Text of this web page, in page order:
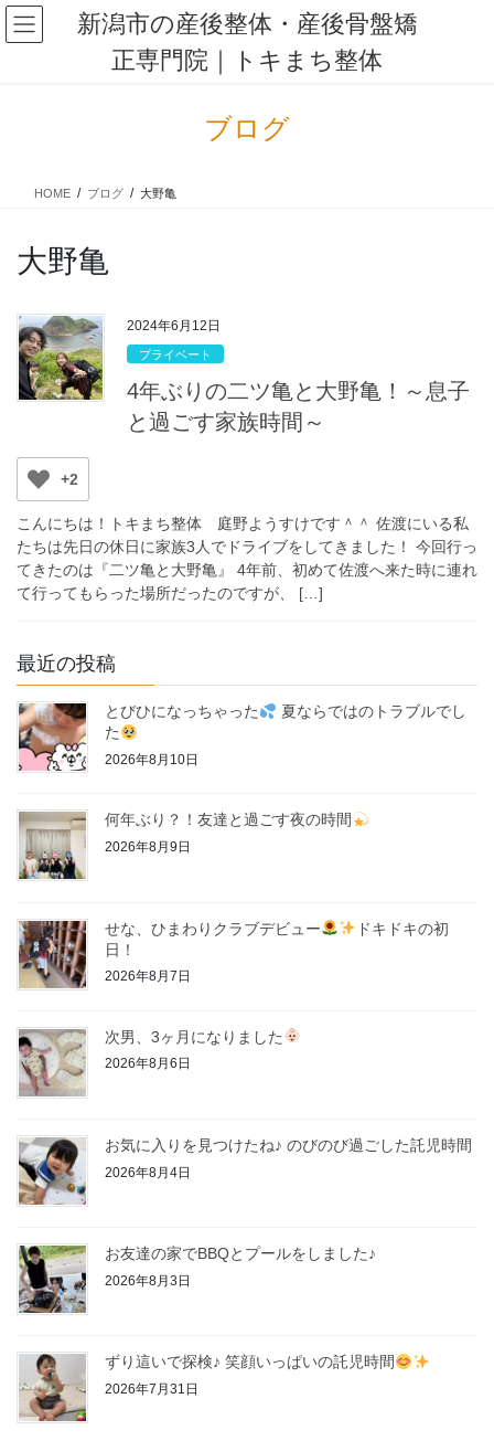
コ
ン
ナ
ビ
新潟市の産後整体・産後骨盤矯
正専門院｜トキまち整体
ブログ
HOME ブログ 大野亀
大野亀
2024年6月12日
プライベート
4年ぶりの二ツ亀と大野亀！～息子
と過ごす家族時間～
+2
こんにちは！トキまち整体 庭野ようすけです＾＾ 佐渡にいる私
たちは先日の休日に家族3人でドライブをしてきました！ 今回行っ
てきたのは『二ツ亀と大野亀』 4年前、初めて佐渡へ来た時に連れ
て行ってもらった場所だったのですが、 […]
最近の投稿
とびひになっちゃった
夏ならではのトラブルでし
た
2026年8月10日
何年ぶり？！友達と過ごす夜の時間
2026年8月9日
せな、ひまわりクラブデビュー
ドキドキの初
日！
2026年8月7日
次男、3ヶ月になりました
2026年8月6日
お気に入りを見つけたね♪ のびのび過ごした託児時間
2026年8月4日
お友達の家でBBQとプールをしました♪
2026年8月3日
ずり這いで探検♪ 笑顔いっぱいの託児時間
2026年7月31日